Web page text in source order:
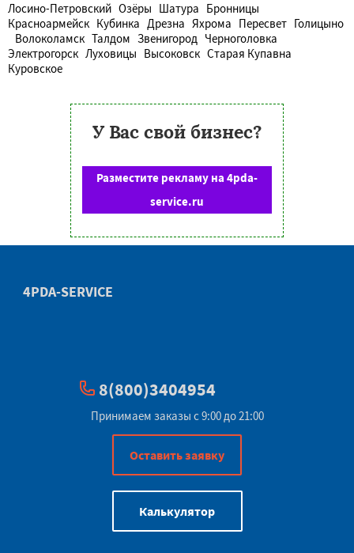
Лосино-Петровский Озёры Шатура Бронницы
Красноармейск Кубинка Дрезна Яхрома Пересвет Голицыно
Волоколамск Талдом Звенигород Черноголовка
Электрогорск Луховицы Высоковск Старая Купавна
Куровское
У Вас свой бизнес?
Разместите рекламу на 4pda-
service.ru
4PDA-SERVICE
8(800)3404954
Принимаем заказы с 9:00 до 21:00
Оставить заявку
Калькулятор